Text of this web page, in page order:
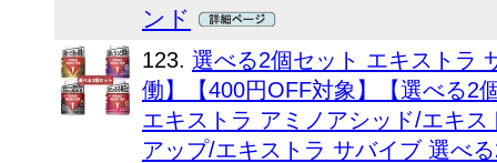
ンド
123. 選べる2個セット エキストラ
働】【400円OFF対象】【選べる2
エキストラ アミノアシッド/エキ
アップ/エキストラ サバイブ 選べ